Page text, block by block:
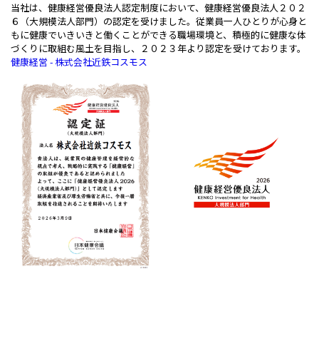
当社は、健康経営優良法人認定制度において、健康経営優良法人２０２
６（大規模法人部門）の認定を受けました。従業員一人ひとりが心身と
もに健康でいきいきと働くことができる職場環境と、積極的に健康な体
づくりに取組む風土を目指し、２０２３年より認定を受けております。
健康経営 - 株式会社近鉄コスモス